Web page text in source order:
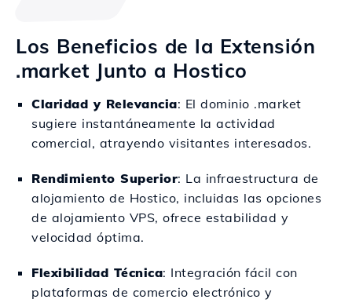
Los Beneficios de la Extensión
.market Junto a Hostico
Claridad y Relevancia: El dominio .market
sugiere instantáneamente la actividad
comercial, atrayendo visitantes interesados.
Rendimiento Superior: La infraestructura de
alojamiento de Hostico, incluidas las opciones
de alojamiento VPS, ofrece estabilidad y
velocidad óptima.
Flexibilidad Técnica: Integración fácil con
plataformas de comercio electrónico y